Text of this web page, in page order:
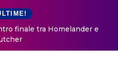
finale tra Homelander e